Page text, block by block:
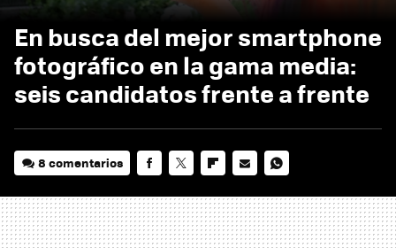
En busca del mejor smartphone
fotográfico en la gama media:
seis candidatos frente a frente
8 comentarios
MAIL